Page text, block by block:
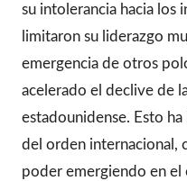
su intolerancia hacia los
limitaron su liderazgo
emergencia de otros
acelerado el declive de
estadounidense. Esto
del orden internacional,
poder emergiendo en el